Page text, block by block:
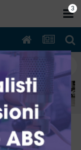
k9k 66Kw
2